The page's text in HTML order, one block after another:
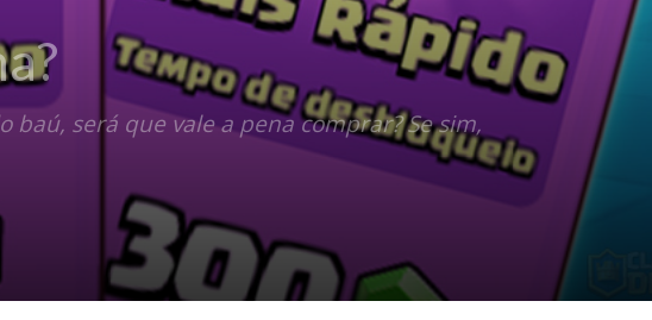
será que vale a pena comprar? Se sim,